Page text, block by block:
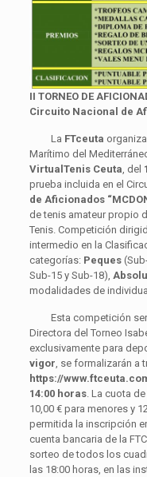
II TORNEO DE
Circuito Nacional de
La FTceuta
Marítimo del
VirtualTenis Ceuta , del
prueba incluida en el
de Aficionados
de tenis amateur propio
Tenis. Competición
intermedio en la
categorías: Peques
Sub-15 y Sub-18),
modalidades de
Esta competición
Directora del Torneo
exclusivamente para
vigor , se formalizarán a
https://
14:00 horas. La cuota
10,00 € para menores y
permitida la inscripción
cuenta bancaria de la FTC
sorteo de todos los
las 18:00 horas, en las